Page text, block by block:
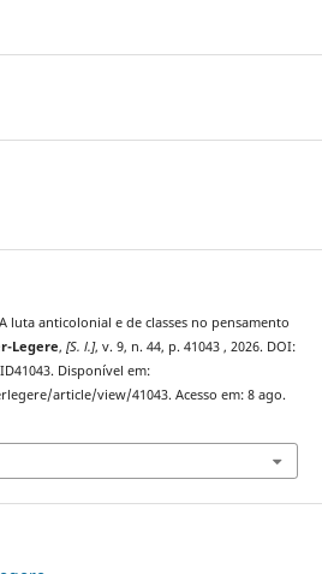
luta anticolonial e de classes no pensamento
Legere, [S. l.], v. 9, n. 44, p. 41043 , 2026. DOI:
Disponível em:
article/view/41043. Acesso em: 8 ago.